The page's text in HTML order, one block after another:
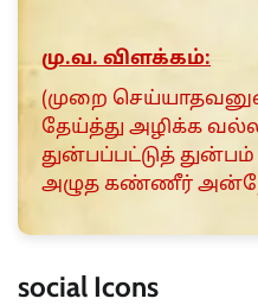
மு.வ. விளக்கம்:
(முறை
தேய்த்து அழிக்க
துன்பப்பட்டுத்
அழுத கண்ணீர்
social Icons